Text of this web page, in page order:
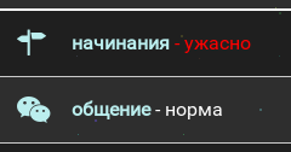
начинания - ужасно
общение- норма